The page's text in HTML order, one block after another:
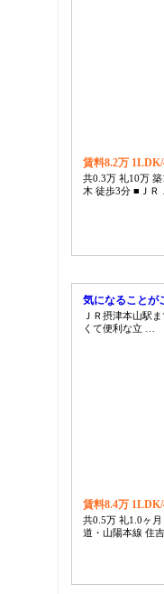
賃料8.2万 1LDK/
共0.3万 礼10万
木 徒歩3分 ■ＪＲ
気になることが
ＪＲ摂津本山駅
くて便利な立 …
賃料8.4万 1LDK/
共0.5万 礼1.0ヶ
道・山陽本線 住